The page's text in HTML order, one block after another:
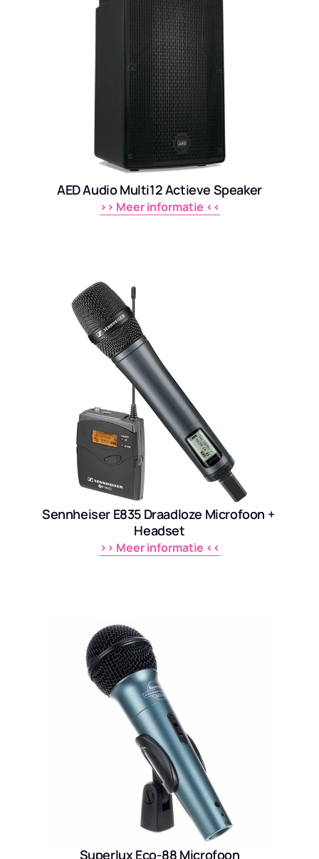
AED Audio Multi12 Actieve Speaker
>> Meer informatie <<
Sennheiser E835 Draadloze Microfoon +
Headset
>> Meer informatie <<
Superlux Eco-88 Microfoon